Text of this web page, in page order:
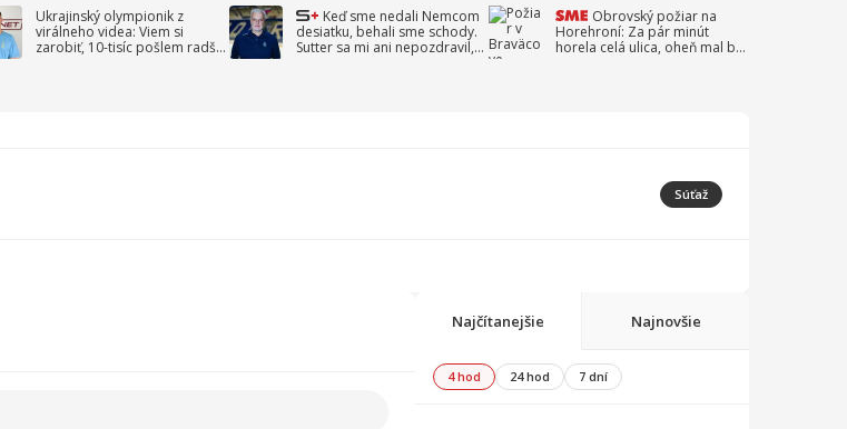
Ukrajinský olympionik z
virálneho videa: Viem si
zarobiť, 10-tisíc pošlem radšej
Keď sme nedali Nemcom
desiatku, behali sme schody.
Sutter sa mi ani nepozdravil,
Obrovský požiar na
Horehroní: Za pár minút
horela celá ulica, oheň mal byť
Súťaž
Najčítanejšie Najnovšie
4 hod 24 hod 7 dní